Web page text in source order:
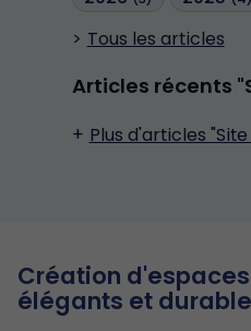
Tous les articles
Articles récents
Plus d'articles
Création
élégants et